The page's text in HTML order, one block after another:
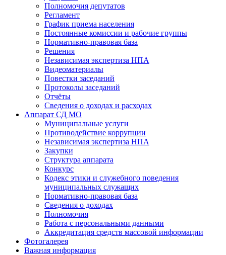
Полномочия депутатов
Регламент
График приема населения
Постоянные комиссии и рабочие группы
Нормативно-правовая база
Решения
Независимая экспертиза НПА
Видеоматериалы
Повестки заседаний
Протоколы заседаний
Отчёты
Сведения о доходах и расходах
Аппарат СД МО
Муниципальные услуги
Противодействие коррупции
Независимая экспертиза НПА
Закупки
Структура аппарата
Конкурс
Кодекс этики и служебного поведения
муниципальных служащих
Нормативно-правовая база
Сведения о доходах
Полномочия
Работа с персональными данными
Аккредитация средств массовой информации
Фотогалерея
Важная информация